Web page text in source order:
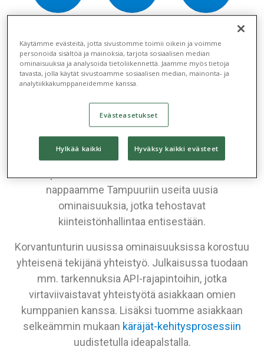
Asiakaskokemuksia
Tunturimatkan viimeinen
etappi – Korvatunturi
Vuoden 2024 viimeinen Tampuuri-julkaisu vie
meidät Korvatunturille, joka ei esittelyjä kaipaa.
nappaamme Tampuuriin useita uusia
ominaisuuksia, jotka tehostavat
kiinteistönhallintaa entisestään.
Korvantunturin uusissa ominaisuuksissa korostuu
yhteisenä tekijänä yhteistyö. Julkaisussa tuodaan
mm. tarkennuksia API-rajapintoihin, jotka
virtaviivaistavat yhteistyötä asiakkaan omien
kumppanien kanssa. Lisäksi tuomme asiakkaan
selkeämmin mukaan käräjät-kehitysprosessiin
uudistetulla ideapalstalla.
Käytämme evästeitä, jotta sivustomme toimii oikein ja voimme
personoida sisältöä ja mainoksia, tarjota sosiaalisen median
ominaisuuksia ja analysoida tietoliikennettä. Jaamme myös tietoja
tavasta, jolla käytät sivustoamme sosiaalisen median, mainonta- ja
analytiikkakumppaneidemme kanssa.
Evästeasetukset
Hylkää kaikki Hyväksy kaikki evästeet